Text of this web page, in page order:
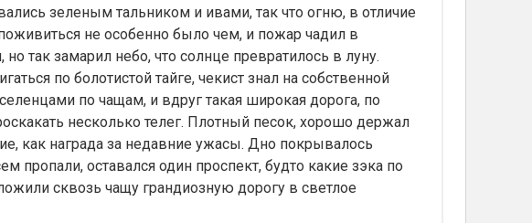
зеленым тальником и ивами, так что огню, в отличие
не особенно было чем, и пожар чадил в
так замарил небо, что солнце превратилось в луну.
по болотистой тайге, чекист знал на собственной
по чащам, и вдруг такая широкая дорога, по
несколько телег. Плотный песок, хорошо держал
как награда за недавние ужасы. Дно покрывалось
оставался один проспект, будто какие зэка по
сквозь чащу грандиозную дорогу в светлое